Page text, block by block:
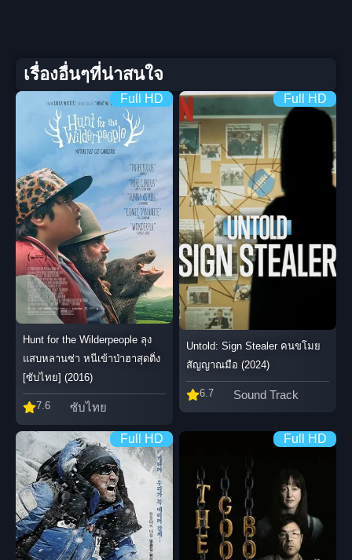
เรื่องอื่นๆที่น่าสนใจ
Full HD
Hunt for the Wilderpeople ลุง
แสบหลานซ่า หนีเข้าป่าฮาสุดติ่ง
[ซับไทย] (2016)
7.6 ซับไทย
Full HD
Untold: Sign Stealer คนขโมย
สัญญาณมือ (2024)
6.7 Sound Track
Full HD Full HD